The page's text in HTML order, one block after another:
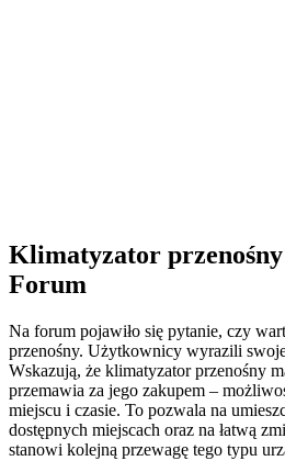
Klimatyzator
Forum
Na forum pojawiło się pytanie, czy
przenośny. Użytkownicy wyrazili
Wskazują, że klimatyzator przenośny
przemawia za jego zakupem –
miejscu i czasie. To pozwala na
dostępnych miejscach oraz na łatwą
stanowi kolejną przewagę tego typu